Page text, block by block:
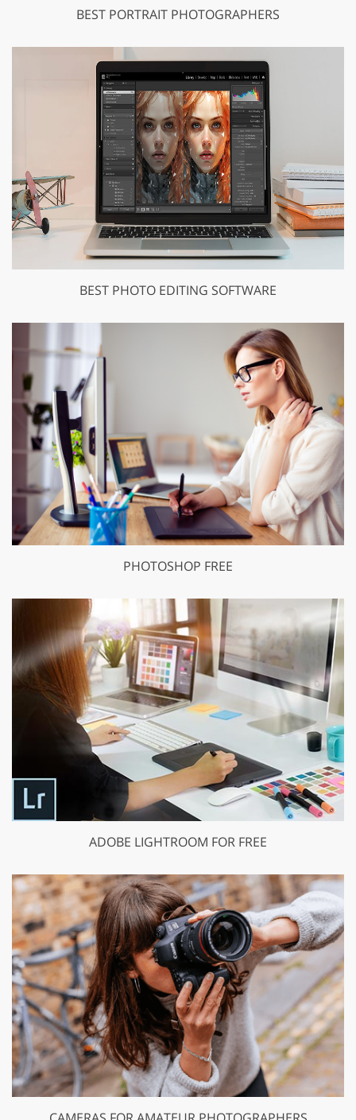
BEST PORTRAIT PHOTOGRAPHERS
BEST PHOTO EDITING SOFTWARE
PHOTOSHOP FREE
ADOBE LIGHTROOM FOR FREE